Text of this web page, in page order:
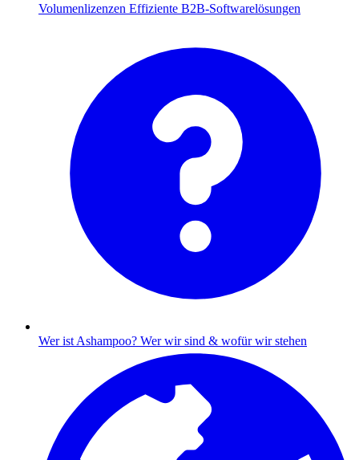
Volumenlizenzen Effiziente B2B-Softwarelösungen
Wer ist Ashampoo? Wer wir sind & wofür wir stehen